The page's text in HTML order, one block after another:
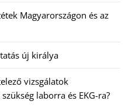
Magyarországon és az
új királya
vizsgálatok
laborra és EKG-ra?